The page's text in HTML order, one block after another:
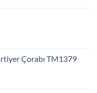
Çorabı TM1379